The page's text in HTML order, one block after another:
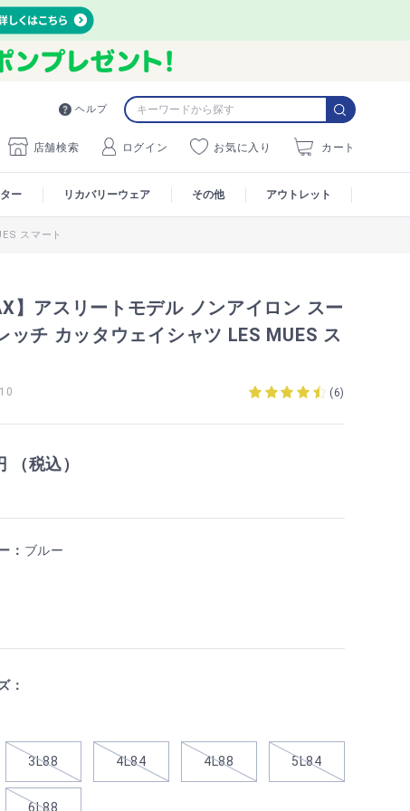
ヘルプ
店舗検索 ログイン お気に入り カート
ー リカバリーウェア その他 アウトレット
スマート
】アスリートモデル ノンアイロン スー
ッチ カッタウェイシャツ LES MUES ス
(6)
（税込）
： ブルー
：
3L88 4L84 4L88 5L84
6L88